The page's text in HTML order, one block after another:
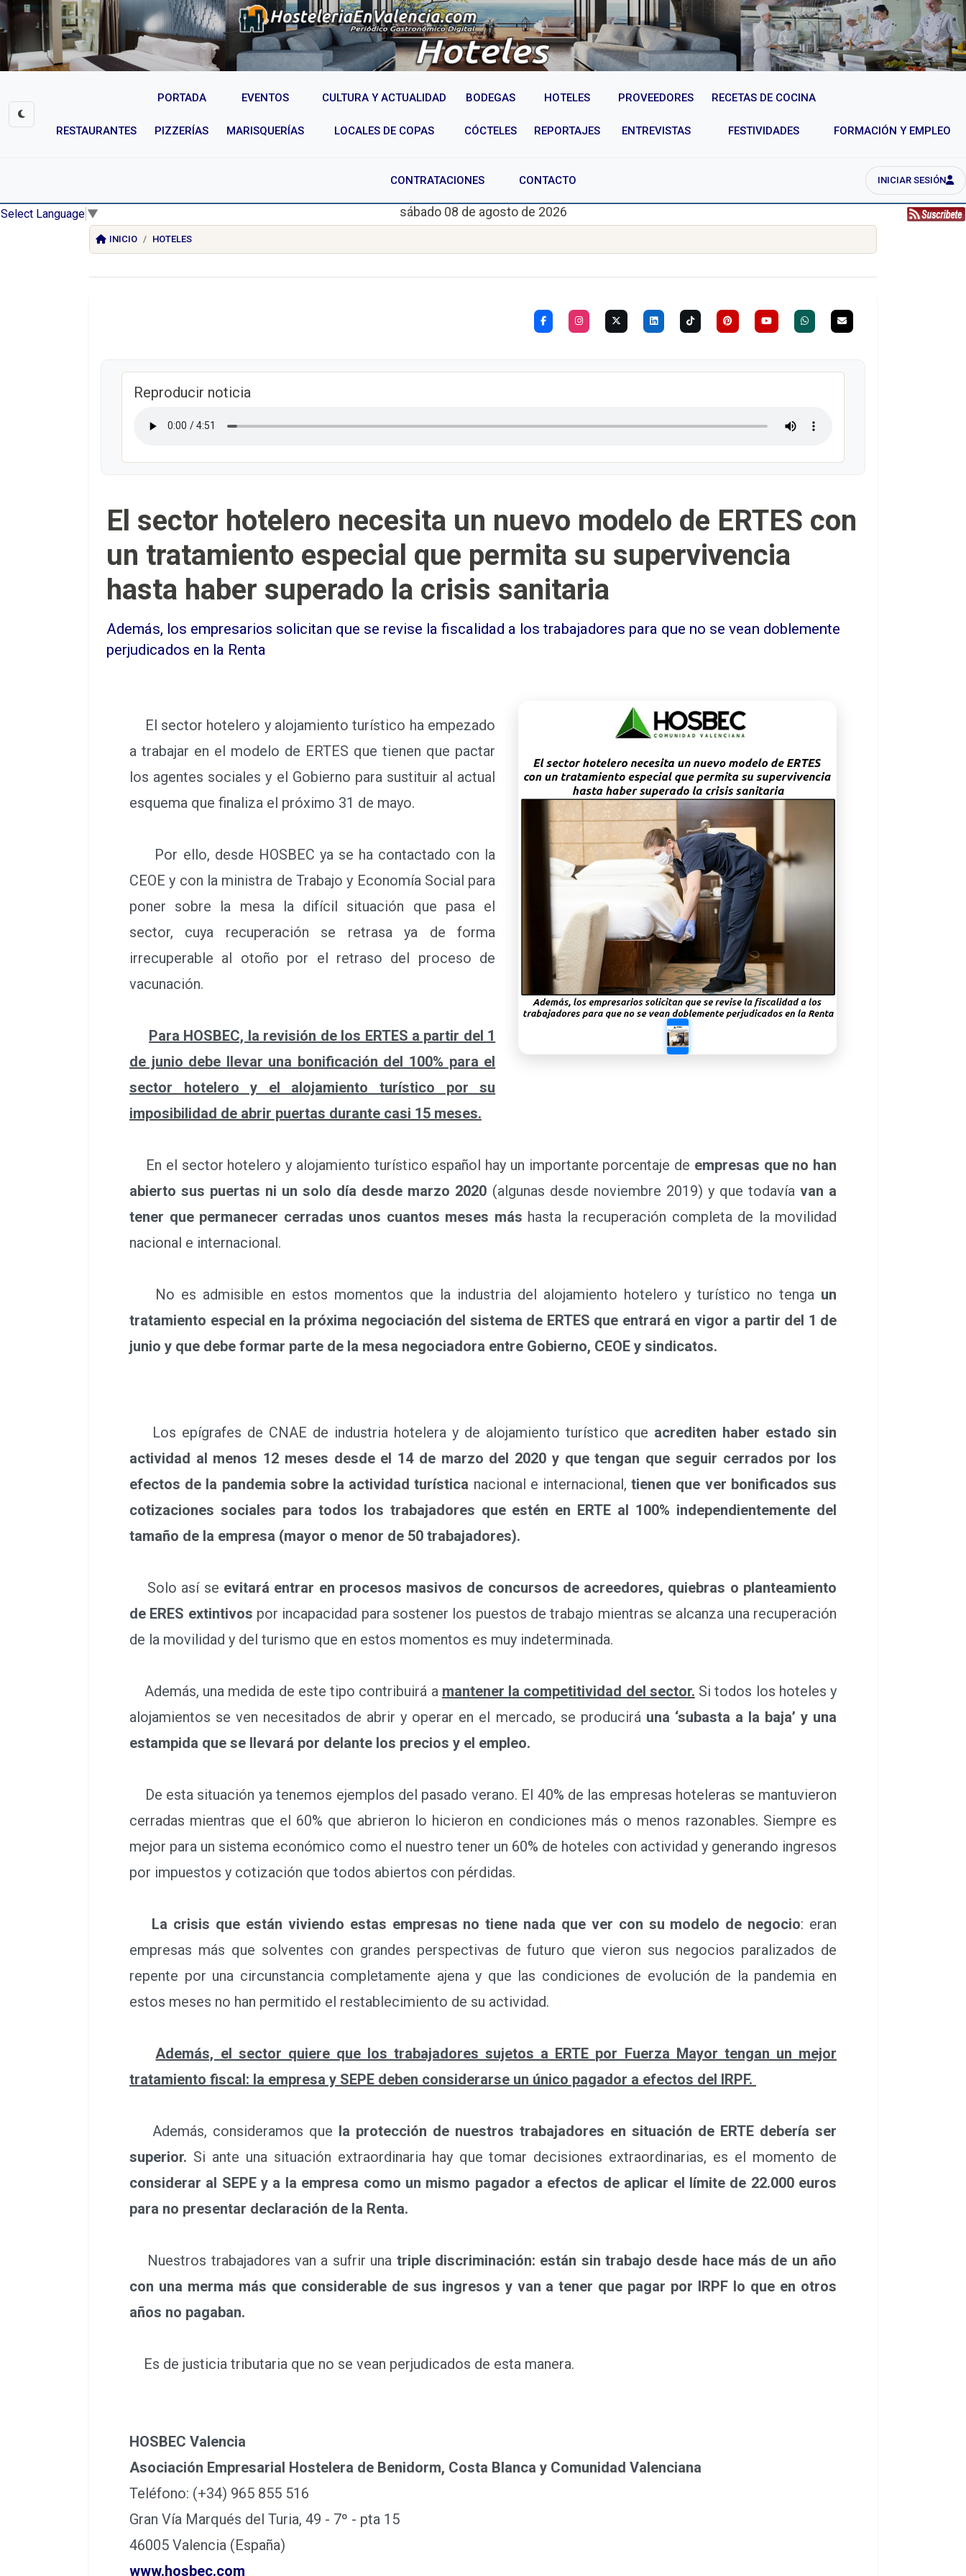
PORTADA EVENTOS CULTURA Y ACTUALIDAD BODEGAS HOTELES PROVEEDORES RECETAS DE COCINA
RESTAURANTES PIZZERÍAS MARISQUERÍAS LOCALES DE COPAS CÓCTELES REPORTAJES ENTREVISTAS FESTIVIDADES FORMACIÓN Y EMPLEO
CONTRATACIONES CONTACTO INICIAR SESIÓN
Select Language ▼ sábado 08 de agosto de 2026
INICIO HOTELES
Reproducir noticia
El sector hotelero necesita un nuevo modelo de ERTES con
un tratamiento especial que permita su supervivencia
hasta haber superado la crisis sanitaria
Además, los empresarios solicitan que se revise la fiscalidad a los trabajadores para que no se vean doblemente
perjudicados en la Renta
El sector hotelero y alojamiento turístico ha empezado
a trabajar en el modelo de ERTES que tienen que pactar
los agentes sociales y el Gobierno para sustituir al actual
esquema que finaliza el próximo 31 de mayo.
Por ello, desde HOSBEC ya se ha contactado con la
CEOE y con la ministra de Trabajo y Economía Social para
poner sobre la mesa la difícil situación que pasa el
sector, cuya recuperación se retrasa ya de forma
irrecuperable al otoño por el retraso del proceso de
vacunación.
Para HOSBEC, la revisión de los ERTES a partir del 1
de junio debe llevar una bonificación del 100% para el
sector hotelero y el alojamiento turístico por su
imposibilidad de abrir puertas durante casi 15 meses.
En el sector hotelero y alojamiento turístico español hay un importante porcentaje de empresas que no han
abierto sus puertas ni un solo día desde marzo 2020 (algunas desde noviembre 2019) y que todavía van a
tener que permanecer cerradas unos cuantos meses más hasta la recuperación completa de la movilidad
nacional e internacional.
No es admisible en estos momentos que la industria del alojamiento hotelero y turístico no tenga un
tratamiento especial en la próxima negociación del sistema de ERTES que entrará en vigor a partir del 1 de
junio y que debe formar parte de la mesa negociadora entre Gobierno, CEOE y sindicatos.
Los epígrafes de CNAE de industria hotelera y de alojamiento turístico que acrediten haber estado sin
actividad al menos 12 meses desde el 14 de marzo del 2020 y que tengan que seguir cerrados por los
efectos de la pandemia sobre la actividad turística nacional e internacional, tienen que ver bonificados sus
cotizaciones sociales para todos los trabajadores que estén en ERTE al 100% independientemente del
tamaño de la empresa (mayor o menor de 50 trabajadores).
Solo así se evitará entrar en procesos masivos de concursos de acreedores, quiebras o planteamiento
de ERES extintivos por incapacidad para sostener los puestos de trabajo mientras se alcanza una recuperación
de la movilidad y del turismo que en estos momentos es muy indeterminada.
Además, una medida de este tipo contribuirá a mantener la competitividad del sector. Si todos los hoteles y
alojamientos se ven necesitados de abrir y operar en el mercado, se producirá una ‘subasta a la baja’ y una
estampida que se llevará por delante los precios y el empleo.
De esta situación ya tenemos ejemplos del pasado verano. El 40% de las empresas hoteleras se mantuvieron
cerradas mientras que el 60% que abrieron lo hicieron en condiciones más o menos razonables. Siempre es
mejor para un sistema económico como el nuestro tener un 60% de hoteles con actividad y generando ingresos
por impuestos y cotización que todos abiertos con pérdidas.
La crisis que están viviendo estas empresas no tiene nada que ver con su modelo de negocio: eran
empresas más que solventes con grandes perspectivas de futuro que vieron sus negocios paralizados de
repente por una circunstancia completamente ajena y que las condiciones de evolución de la pandemia en
estos meses no han permitido el restablecimiento de su actividad.
Además, el sector quiere que los trabajadores sujetos a ERTE por Fuerza Mayor tengan un mejor
tratamiento fiscal: la empresa y SEPE deben considerarse un único pagador a efectos del IRPF.
Además, consideramos que la protección de nuestros trabajadores en situación de ERTE debería ser
superior. Si ante una situación extraordinaria hay que tomar decisiones extraordinarias, es el momento de
considerar al SEPE y a la empresa como un mismo pagador a efectos de aplicar el límite de 22.000 euros
para no presentar declaración de la Renta.
Nuestros trabajadores van a sufrir una triple discriminación: están sin trabajo desde hace más de un año
con una merma más que considerable de sus ingresos y van a tener que pagar por IRPF lo que en otros
años no pagaban.
Es de justicia tributaria que no se vean perjudicados de esta manera.
HOSBEC Valencia
Asociación Empresarial Hostelera de Benidorm, Costa Blanca y Comunidad Valenciana
Teléfono: (+34) 965 855 516
Gran Vía Marqués del Turia, 49 - 7º - pta 15
46005 Valencia (España)
www.hosbec.com